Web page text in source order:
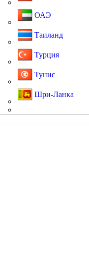
ОАЭ
Таиланд
Турция
Тунис
Шри-Ланка